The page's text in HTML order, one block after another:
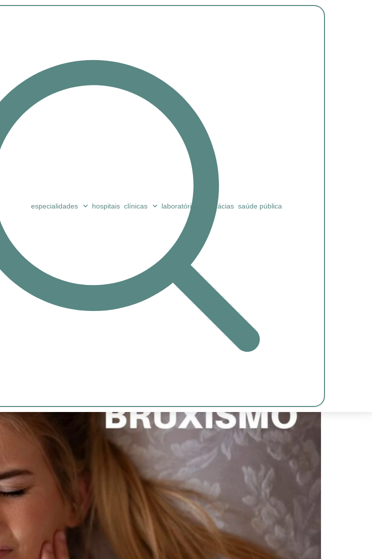
especialidades hospitais clínicas laboratórios farmácias saúde pública